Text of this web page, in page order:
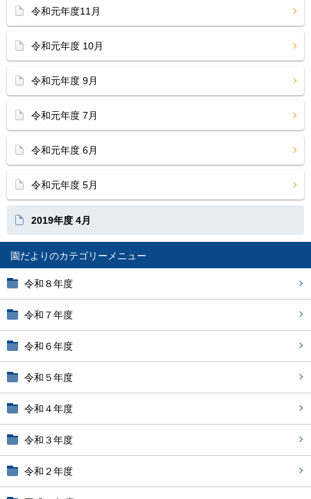
園だより
令和８年度
令和７年度
令和６年度
令和５年度
令和４年度
令和３年度
令和２年度
令和元年度11月
令和元年度 10月
令和元年度 9月
令和元年度 7月
令和元年度 6月
令和元年度 5月
2019年度 4月